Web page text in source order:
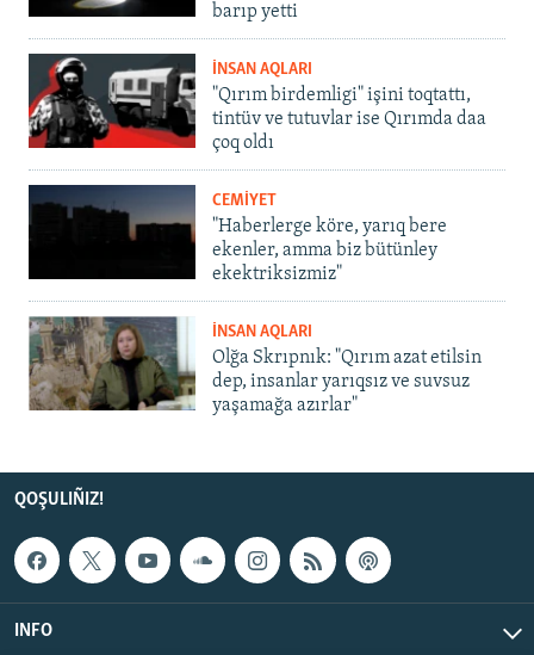
barıp yetti
İNSAN AQLARI
"Qırım birdemligi" işini toqtattı,
tintüv ve tutuvlar ise Qırımda daa
çoq oldı
CEMİYET
"Haberlerge köre, yarıq bere
ekenler, amma biz bütünley
ekektriksizmiz"
İNSAN AQLARI
Olğa Skrıpnık: "Qırım azat etilsin
dep, insanlar yarıqsız ve suvsuz
yaşamağa azırlar"
QOŞULIÑIZ!
INFO